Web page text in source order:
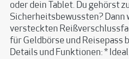
oder dein Tablet. Du gehörst
Sicherheitsbewussten? Dann
versteckten
für Geldbörse und Reisepass
Details und Funktionen: *